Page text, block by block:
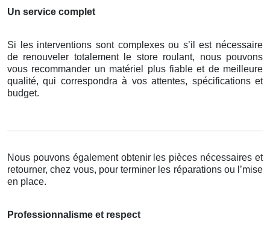
Un service complet
Si les interventions sont complexes ou s’il est nécessaire
de renouveler totalement le store roulant, nous pouvons
vous recommander un matériel plus fiable et de meilleure
qualité, qui correspondra à vos attentes, spécifications et
budget.
Nous pouvons également obtenir les pièces nécessaires et
retourner, chez vous, pour terminer les réparations ou l’mise
en place.
Professionnalisme et respect